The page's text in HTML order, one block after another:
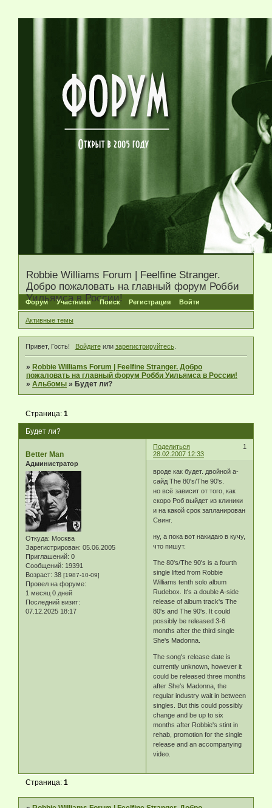
Robbie Williams Forum | Feelfine Stranger.
Добро пожаловать на главный форум Робби
Уильямса в России!
Форум Участники Поиск Регистрация Войти
Активные темы
Привет, Гость! Войдитеили зарегистрируйтесь.
» Robbie Williams Forum | Feelfine Stranger. Добро
пожаловать на главный форум Робби Уильямса в России!
»Альбомы » Будет ли?
Будет ли?
Страница:1
Поделиться
1
28.02.2007 12:33
Better Man
Администратор
Откуда: Москва
Зарегистрирован: 05.06.2005
Приглашений: 0
Сообщений: 19391
Возраст: 38 [1987-10-09]
Провел на форуме:
1 месяц 0 дней
Последний визит:
07.12.2025 18:17
вроде как будет. двойной а-
сайд The 80's/The 90's.
но всё зависит от того, как
скоро Роб выйдет из клиники
и на какой срок запланирован
Свинг.
ну, а пока вот накидаю в кучу,
что пишут.
The 80's/The 90's is a fourth
single lifted from Robbie
Williams tenth solo album
Rudebox. It's a double A-side
release of album track's The
80's and The 90's. It could
possibly be released 3-6
months after the third single
She's Madonna.
The song's release date is
currently unknown, however it
could be released three months
after She's Madonna, the
regular industry wait in between
singles. But this could possibly
change and be up to six
months after Robbie's stint in
rehab, promotion for the single
release and an accompanying
video.
Страница:1